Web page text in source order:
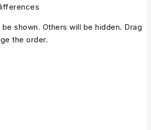
shown. Others will be hidden. Drag
the order.